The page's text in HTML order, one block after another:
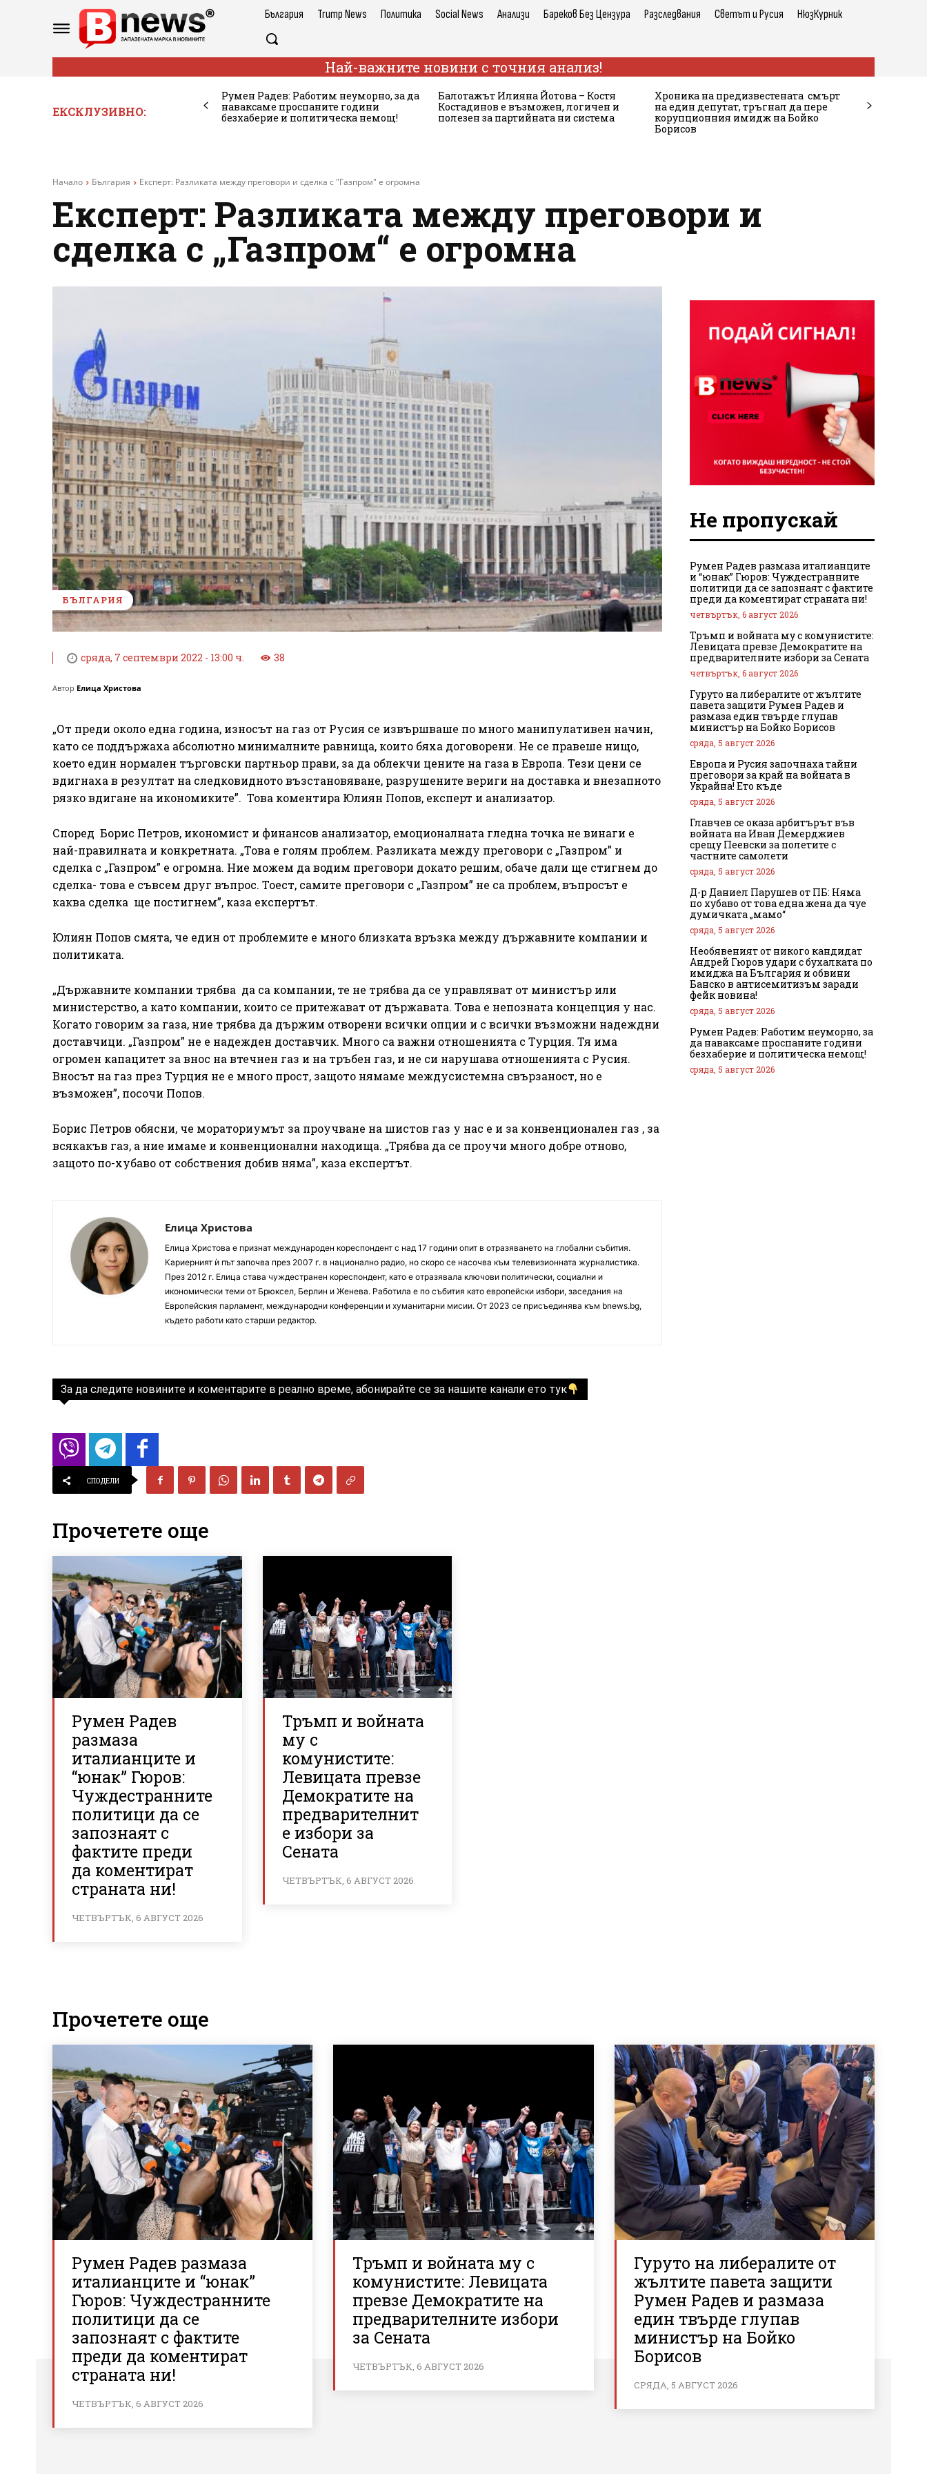
България Trump News Политика Social News Анализи Бареков Без Цензура Разследвания Светът и Русия НюзКурник
Най-важните новини с точния анализ!
ЕКСКЛУЗИВНО:
Румен Радев: Работим неуморно, за да
наваксаме проспаните години
безхаберие и политическа немощ!
Балотажът Илияна Йотова – Костя
Костадинов е възможен, логичен и
полезен за партийната ни система
Хроника на предизвестената смърт
на един депутат, тръгнал да пере
корупционния имидж на Бойко
Борисов
Начало България Експерт: Разликата между преговори и сделка с "Газпром" е огромна
Експерт: Разликата между преговори и
сделка с „Газпром“ е огромна
БЪЛГАРИЯ
сряда, 7 септември 2022 - 13:00 ч. 38
Автор Елица Христова
„От преди около една година, износът на газ от Русия се извършваше по много манипулативен начин,
като се поддържаха абсолютно минималните равнища, които бяха договорени. Не се правеше нищо,
което един нормален търговски партньор прави, за да облекчи цените на газа в Европа. Тези цени се
вдигнаха в резултат на следковидното възстановяване, разрушените вериги на доставка и внезапното
рязко вдигане на икономиките”. Това коментира Юлиян Попов, експерт и анализатор.
Според Борис Петров, икономист и финансов анализатор, емоционалната гледна точка не винаги е
най-правилната и конкретната. „Това е голям проблем. Разликата между преговори с „Газпром” и
сделка с „Газпром” е огромна. Ние можем да водим преговори докато решим, обаче дали ще стигнем до
сделка- това е съвсем друг въпрос. Тоест, самите преговори с „Газпром” не са проблем, въпросът е
каква сделка ще постигнем”, каза експертът.
Юлиян Попов смята, че един от проблемите е много близката връзка между държавните компании и
политиката.
„Държавните компании трябва да са компании, те не трябва да се управляват от министър или
министерство, а като компании, които се притежават от държавата. Това е непозната концепция у нас.
Когато говорим за газа, ние трябва да държим отворени всички опции и с всички възможни надеждни
доставчици. „Газпром” не е надежден доставчик. Много са важни отношенията с Турция. Тя има
огромен капацитет за внос на втечнен газ и на тръбен газ, и не си нарушава отношенията с Русия.
Вносът на газ през Турция не е много прост, защото нямаме междусистемна свързаност, но е
възможен”, посочи Попов.
Борис Петров обясни, че мораториумът за проучване на шистов газ у нас е и за конвенционален газ , за
всякакъв газ, а ние имаме и конвенционални находища. „Трябва да се проучи много добре отново,
защото по-хубаво от собствения добив няма”, каза експертът.
Елица Христова
Елица Христова е признат международен кореспондент с над 17 години опит в отразяването на глобални събития.
Кариерният ѝ път започва през 2007 г. в национално радио, но скоро се насочва към телевизионната журналистика.
През 2012 г. Елица става чуждестранен кореспондент, като е отразявала ключови политически, социални и
икономически теми от Брюксел, Берлин и Женева. Работила е по събития като европейски избори, заседания на
Европейския парламент, международни конференции и хуманитарни мисии. От 2023 се присъединява към bnews.bg,
където работи като старши редактор.
За да следите новините и коментарите в реално време, абонирайте се за нашите канали ето тук
СПОДЕЛИ
Прочетете още
Румен Радев
размаза
италианците и
“юнак” Гюров:
Чуждестранните
политици да се
запознаят с
фактите преди
да коментират
страната ни!
ЧЕТВЪРТЪК, 6 АВГУСТ 2026
Тръмп и войната
му с
комунистите:
Левицата превзе
Демократите на
предварителнит
е избори за
Сената
ЧЕТВЪРТЪК, 6 АВГУСТ 2026
Не пропускай
Румен Радев размаза италианците
и “юнак” Гюров: Чуждестранните
политици да се запознаят с фактите
преди да коментират страната ни!
четвъртък, 6 август 2026
Тръмп и войната му с комунистите:
Левицата превзе Демократите на
предварителните избори за Сената
четвъртък, 6 август 2026
Гуруто на либералите от жълтите
павета защити Румен Радев и
размаза един твърде глупав
министър на Бойко Борисов
сряда, 5 август 2026
Европа и Русия започнаха тайни
преговори за край на войната в
Украйна! Ето къде
сряда, 5 август 2026
Главчев се оказа арбитърът във
войната на Иван Демерджиев
срещу Пеевски за полетите с
частните самолети
сряда, 5 август 2026
Д-р Даниел Парушев от ПБ: Няма
по хубаво от това една жена да чуе
думичката „мамо“
сряда, 5 август 2026
Необявеният от никого кандидат
Андрей Гюров удари с бухалката по
имиджа на България и обвини
Банско в антисемитизъм заради
фейк новина!
сряда, 5 август 2026
Румен Радев: Работим неуморно, за
да наваксаме проспаните години
безхаберие и политическа немощ!
сряда, 5 август 2026
Прочетете още
Румен Радев размаза
италианците и “юнак”
Гюров: Чуждестранните
политици да се
запознаят с фактите
преди да коментират
страната ни!
ЧЕТВЪРТЪК, 6 АВГУСТ 2026
Тръмп и войната му с
комунистите: Левицата
превзе Демократите на
предварителните избори
за Сената
ЧЕТВЪРТЪК, 6 АВГУСТ 2026
Гуруто на либералите от
жълтите павета защити
Румен Радев и размаза
един твърде глупав
министър на Бойко
Борисов
СРЯДА, 5 АВГУСТ 2026